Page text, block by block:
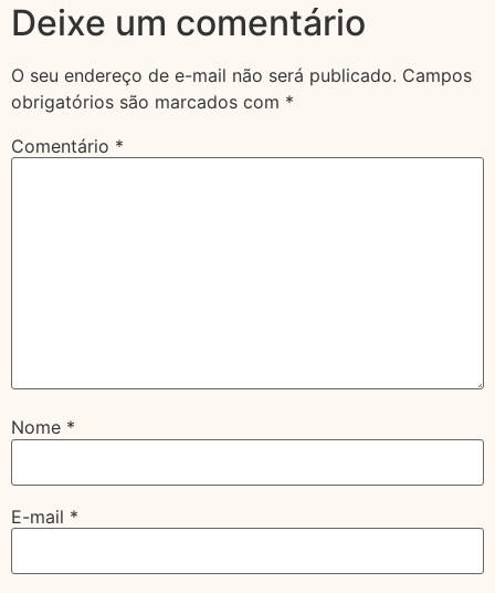
Deixe um comentário
O seu endereço de e-mail não será publicado. Campos
obrigatórios são marcados com *
Comentário *
Nome *
E-mail *